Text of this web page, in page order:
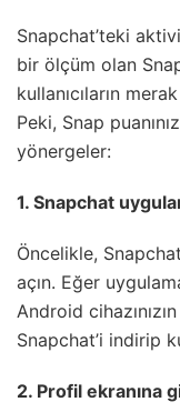
Snapchat’teki
bir ölçüm olan
kullanıcıların
Peki, Snap
yönergeler:
1. Snapchat
Öncelikle,
açın. Eğer
Android
Snapchat’i indirip
2. Profil ekranına